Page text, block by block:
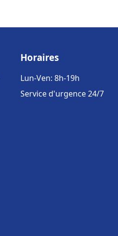
Horaires
Lun-Ven: 8h-19h
Service d'urgence 24/7